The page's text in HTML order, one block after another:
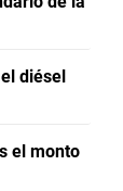
diésel
el monto